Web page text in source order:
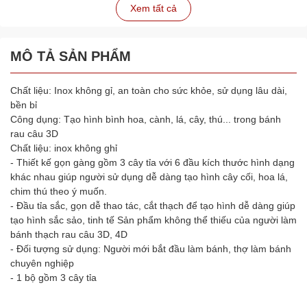
Xem tất cả
MÔ TẢ SẢN PHẨM
Chất liệu: Inox không gỉ, an toàn cho sức khỏe, sử dụng lâu dài,
bền bỉ
Công dụng: Tạo hình bình hoa, cành, lá, cây, thú... trong bánh
rau câu 3D
Chất liệu: inox không ghỉ
- Thiết kế gọn gàng gồm 3 cây tỉa với 6 đầu kích thước hình dạng
khác nhau giúp người sử dụng dễ dàng tạo hình cây cối, hoa lá,
chim thú theo ý muốn.
- Đầu tỉa sắc, gọn dễ thao tác, cắt thạch để tạo hình dễ dàng giúp
tạo hình sắc sảo, tinh tế Sản phẩm không thể thiếu của người làm
bánh thạch rau câu 3D, 4D
- Đối tượng sử dụng: Người mới bắt đầu làm bánh, thợ làm bánh
chuyên nghiệp
- 1 bộ gồm 3 cây tỉa